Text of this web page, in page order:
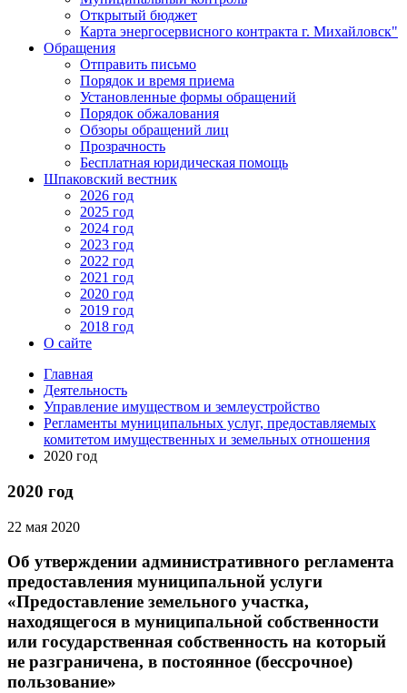
Открытый бюджет
Карта энергосервисного контракта г. Михайловск"
Обращения
Отправить письмо
Порядок и время приема
Установленные формы обращений
Порядок обжалования
Обзоры обращений лиц
Прозрачность
Бесплатная юридическая помощь
Шпаковский вестник
2026 год
2025 год
2024 год
2023 год
2022 год
2021 год
2020 год
2019 год
2018 год
О сайте
Главная
Деятельность
Управление имуществом и землеустройство
Регламенты муниципальных услуг, предоставляемых
комитетом имущественных и земельных отношения
2020 год
2020 год
22 мая 2020
Об утверждении административного регламента
предоставления муниципальной услуги
«Предоставление земельного участка,
находящегося в муниципальной собственности
или государственная собственность на который
не разграничена, в постоянное (бессрочное)
пользование»